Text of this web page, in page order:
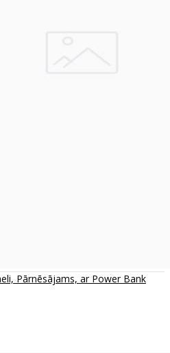
Pārnēsājams, ar Power Bank